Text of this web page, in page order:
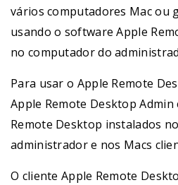
vários computadores Mac ou
usando o software Apple
no computador do
Para usar o Apple Remote
Apple Remote Desktop Admin
Remote Desktop instalados
administrador e nos Macs
O cliente Apple Remote